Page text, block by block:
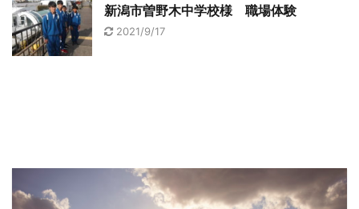
新潟市曽野木中学校様 職場体験
2021/9/17